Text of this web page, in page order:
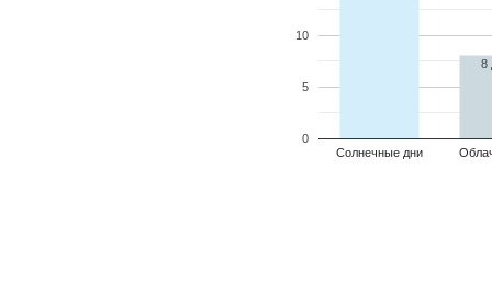
Солнечные дни
0
5
10
8